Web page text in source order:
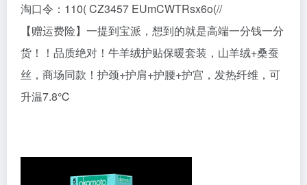
淘口令：110( CZ3457 EUmCWTRsx6o(//
【赠运费险】一提到宝派，想到的就是高端一分钱一分
货！！品质绝对！牛羊绒护贴保暖套装，山羊绒+桑蚕
丝，商场同款！护颈+护肩+护腰+护宫，发热纤维，可
升温7.8℃